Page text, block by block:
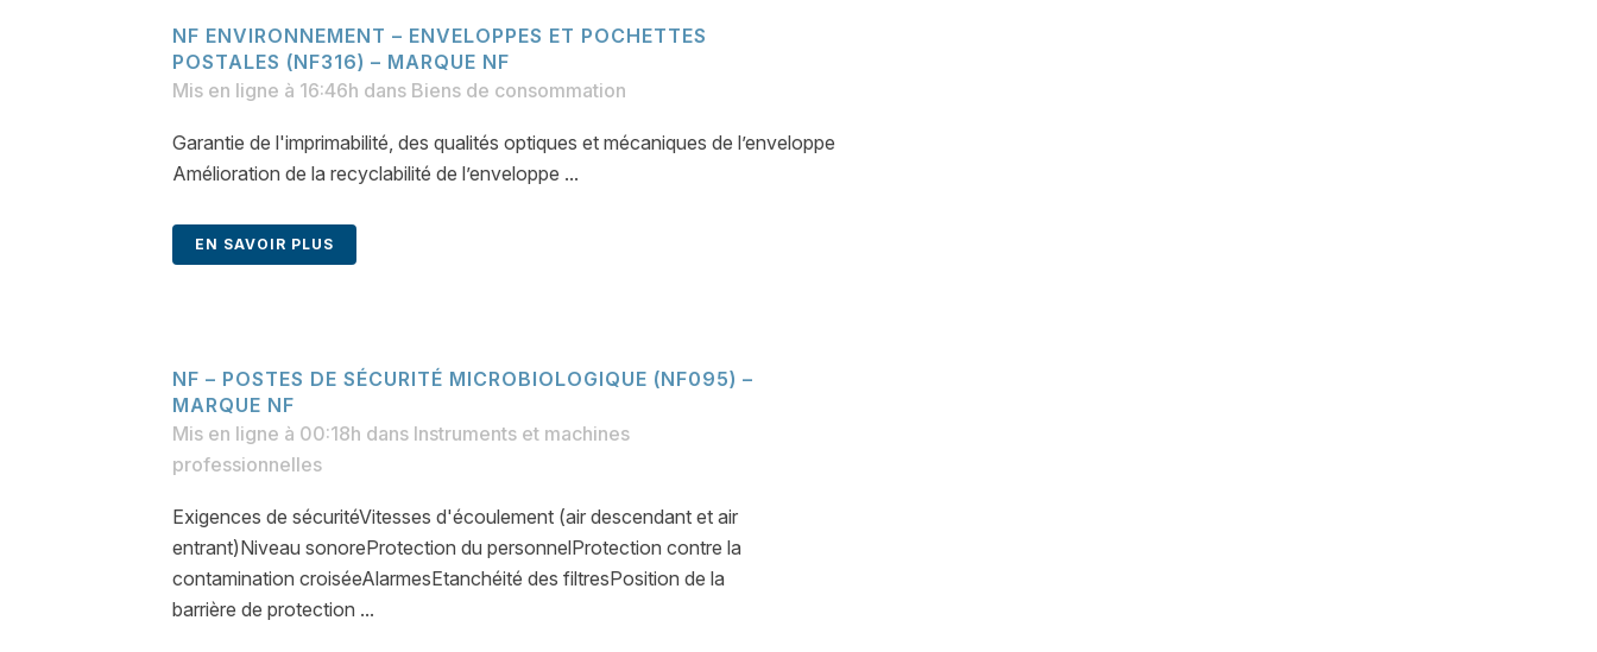
NF ENVIRONNEMENT – ENVELOPPES ET POCHETTES
POSTALES (NF316) – MARQUE NF
Mis en ligne à 16:46h dans Biens de consommation
Garantie de l'imprimabilité, des qualités optiques et mécaniques de l’enveloppe
Amélioration de la recyclabilité de l’enveloppe ...
EN SAVOIR PLUS
NF – POSTES DE SÉCURITÉ MICROBIOLOGIQUE (NF095) –
MARQUE NF
Mis en ligne à 00:18h dans Instruments et machines
professionnelles
Exigences de sécuritéVitesses d'écoulement (air descendant et air
entrant)Niveau sonoreProtection du personnelProtection contre la
contamination croiséeAlarmesEtanchéité des filtresPosition de la
barrière de protection ...